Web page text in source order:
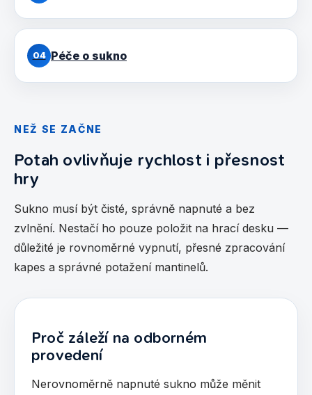
04 Péče o sukno
NEŽ SE ZAČNE
Potah ovlivňuje rychlost i přesnost
hry
Sukno musí být čisté, správně napnuté a bez
zvlnění. Nestačí ho pouze položit na hrací desku —
důležité je rovnoměrné vypnutí, přesné zpracování
kapes a správné potažení mantinelů.
Proč záleží na odborném
provedení
Nerovnoměrně napnuté sukno může měnit